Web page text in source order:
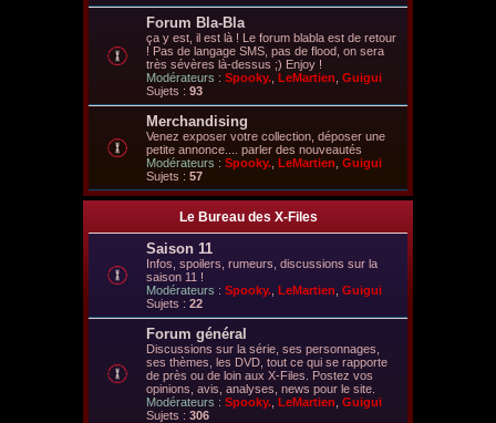
Forum Bla-Bla
ça y est, il est là ! Le forum blabla est de retour
! Pas de langage SMS, pas de flood, on sera
très sévères là-dessus ;) Enjoy !
Modérateurs : Spooky. LeMartien Guigui
Sujets : 93
Merchandising
Venez exposer votre collection, déposer une
petite annonce.... parler des nouveautés
Modérateurs : Spooky. LeMartien Guigui
Sujets : 57
Le Bureau des X-Files
Saison 11
Infos, spoilers, rumeurs, discussions sur la
saison 11 !
Modérateurs : Spooky. LeMartien Guigui
Sujets : 22
Forum général
Discussions sur la série, ses personnages,
ses thèmes, les DVD, tout ce qui se rapporte
de près ou de loin aux X-Files. Postez vos
opinions, avis, analyses, news pour le site.
Modérateurs : Spooky. LeMartien Guigui
Sujets : 306